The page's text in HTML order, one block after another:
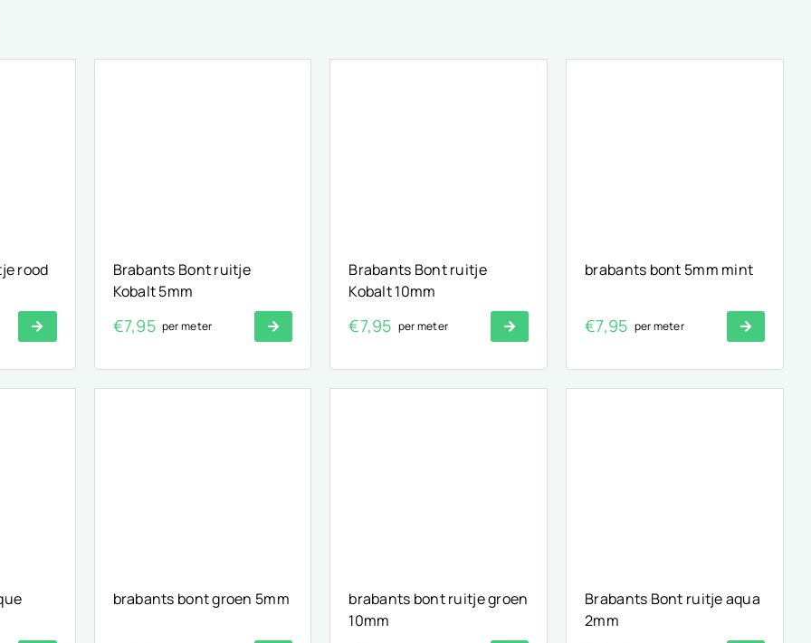
rood
Brabants Bont ruitje
Kobalt 5mm
€7,95 per meter
Brabants Bont ruitje
Kobalt 10mm
€7,95 per meter
brabants bont 5mm mint
€7,95 per meter
brabants bont groen 5mm
brabants bont ruitje groen
10mm
Brabants Bont ruitje aqua
2mm